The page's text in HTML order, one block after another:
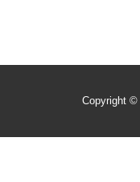
Copyright ©